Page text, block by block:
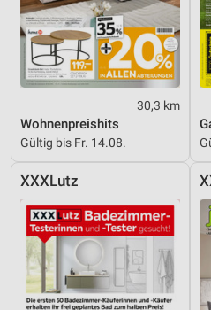
30,3 km
Wohnenpreishits
Gültig bis Fr. 14.08.
XXXLutz